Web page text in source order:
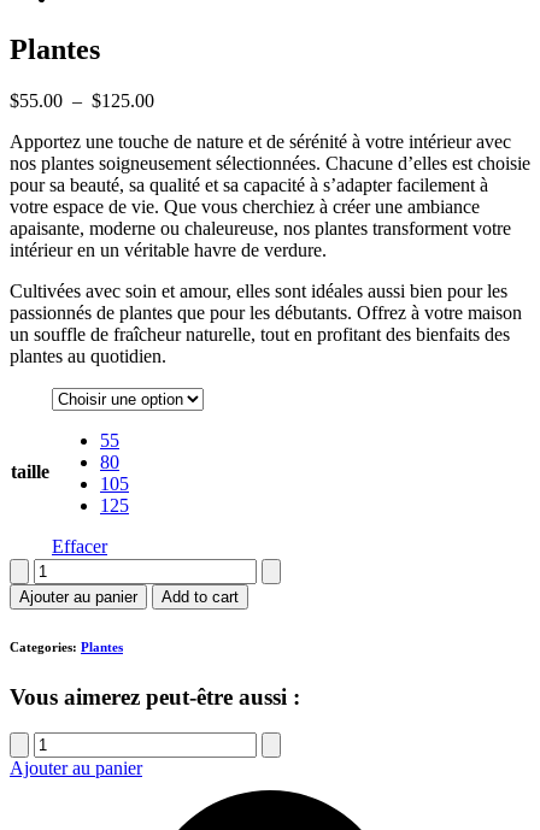
Plantes
$55.00 – $125.00Plage
prix :
$55.00
à
$125.00
Apportez une touche de nature et de sérénité à votre intérieur avec
nos plantes soigneusement sélectionnées. Chacune d’elles est choisie
pour sa beauté, sa qualité et sa capacité à s’adapter facilement à
votre espace de vie. Que vous cherchiez à créer une ambiance
apaisante, moderne ou chaleureuse, nos plantes transforment votre
intérieur en un véritable havre de verdure.
Cultivées avec soin et amour, elles sont idéales aussi bien pour les
passionnés de plantes que pour les débutants. Offrez à votre maison
un souffle de fraîcheur naturelle, tout en profitant des bienfaits des
plantes au quotidien.
taille
55
80
105
125
Effacer
quantité
de
Plantes
Ajouter au panier Add to cart
Categories: Plantes
Vous aimerez peut-être aussi :
quantité
de
Ajouter au panier